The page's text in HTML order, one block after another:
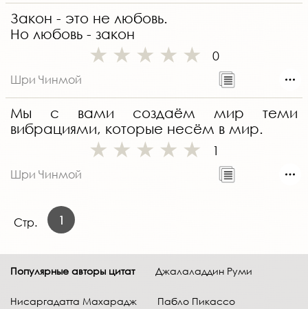
Закон - это не любовь.
Но любовь - закон
0
Шри Чинмой
Мы с вами создаём мир теми
вибрациями, которые несём в мир.
1
Шри Чинмой
Стр. 1
Популярные авторы цитат Джалаладдин Руми
Нисаргадатта Махарадж Пабло Пикассо